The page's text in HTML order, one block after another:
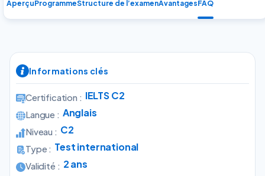
AperçuProgrammeStructure de l’examenAvantagesFAQ
Informations clés
Certification : IELTS C2
Langue : Anglais
Niveau : C2
Type : Test international
Validité : 2 ans